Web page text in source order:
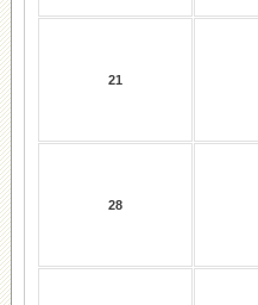
21
28